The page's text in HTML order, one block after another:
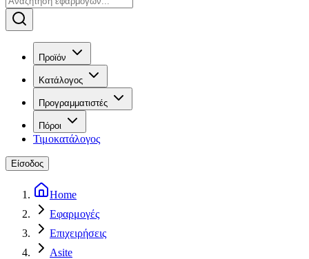
Προϊόν
Κατάλογος
Προγραμματιστές
Πόροι
Τιμοκατάλογος
Είσοδος
Home
Εφαρμογές
Επιχειρήσεις
Asite